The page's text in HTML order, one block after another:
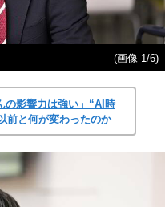
(画像 1/6)
の影響力は強い」“AI時
前と何が変わったのか